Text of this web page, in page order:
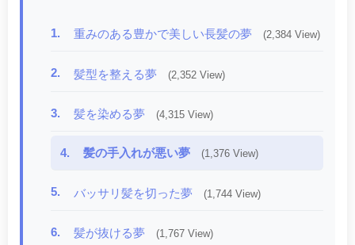
1. 重みのある豊かで美しい長髪の夢 (2,384 View)
2. 髪型を整える夢 (2,352 View)
3. 髪を染める夢 (4,315 View)
4. 髪の手入れが悪い夢 (1,376 View)
5. バッサリ髪を切った夢 (1,744 View)
6. 髪が抜ける夢 (1,767 View)